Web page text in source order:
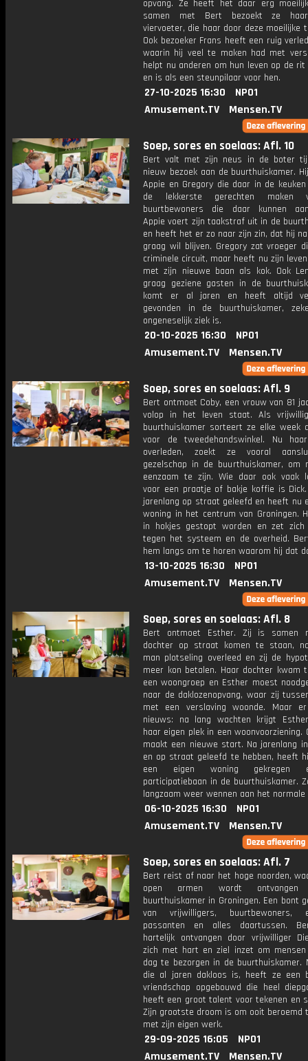
opvang. Ze heeft het daar erg
samen met Bert bezoekt ze
viervoeter, die haar door deze moeilijke
Ook bezoeker Frans heeft een ruig
waarin hij veel te maken had met
helpt nu anderen om hun leven op de
en is als een steunpilaar voor hen.
27-10-2025 16:30
NPO1
Amusement.TV
Mensen.TV
Soep, sores en soelaas: Afl. 10
Bert valt met zijn neus in de boter
nieuw bezoek aan de buurthuiskamer.
Appie en Gregory die daar in de
de lekkerste gerechten maken
buurtbewoners die daar kunnen
Appie voert zijn taakstraf uit in de
en heeft het er zo naar zijn zin, dat hij
graag wil blijven. Gregory zat vroeger
criminele circuit, maar heeft nu zijn
met zijn nieuwe baan als kok. Ook
graag geziene gasten in de
komt er al jaren en heeft altijd
gevonden in de buurthuiskamer,
ongeneselijk ziek is.
20-10-2025 16:30
NPO1
Amusement.TV
Mensen.TV
Soep, sores en soelaas: Afl. 9
Bert ontmoet Coby, een vrouw van 81
volop in het leven staat. Als
buurthuiskamer sorteert ze elke week
voor de tweedehandswinkel. Nu
overleden, zoekt ze vooral
gezelschap in de buurthuiskamer, om
eenzaam te zijn. Wie daar ook vaak
voor een praatje of bakje koffie is
jarenlang op straat geleefd en heeft nu
woning in het centrum van Groningen.
in hokjes gestopt worden en zet
tegen het systeem en de overheid.
hem langs om te horen waarom hij dat
13-10-2025 16:30
NPO1
Amusement.TV
Mensen.TV
Soep, sores en soelaas: Afl. 8
Bert ontmoet Esther. Zij is samen
dochter op straat komen te staan,
man plotseling overleed en zij de
meer kon betalen. Haar dochter kwam
een woongroep en Esther moest
naar de daklozenopvang, waar zij
met een verslaving woonde. Maar
nieuws: na lang wachten krijgt
haar eigen plek in een woonvoorziening.
maakt een nieuwe start. Na jarenlang
en op straat geleefd te hebben, heeft
een eigen woning gekregen
participatiebaan in de buurthuiskamer.
langzaam weer wennen aan het normale
06-10-2025 16:30
NPO1
Amusement.TV
Mensen.TV
Soep, sores en soelaas: Afl. 7
Bert reist af naar het hoge noorden,
open armen wordt
buurthuiskamer in Groningen. Een bont
van vrijwilligers, buurtbewoners,
passanten en alles daartussen.
hartelijk ontvangen door vrijwilliger
zich met hart en ziel inzet om
dag te bezorgen in de buurthuiskamer.
die al jaren dakloos is, heeft ze een
vriendschap opgebouwd die heel
heeft een groot talent voor tekenen en
Zijn grootste droom is om ooit beroemd
met zijn eigen werk.
29-09-2025 16:05
NPO1
Amusement.TV
Mensen.TV